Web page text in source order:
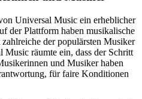
Universal Music ein erheblicher
der Plattform haben musikalische
der populärsten Musiker
räumte ein, dass der Schritt
und Musiker haben
für faire Konditionen